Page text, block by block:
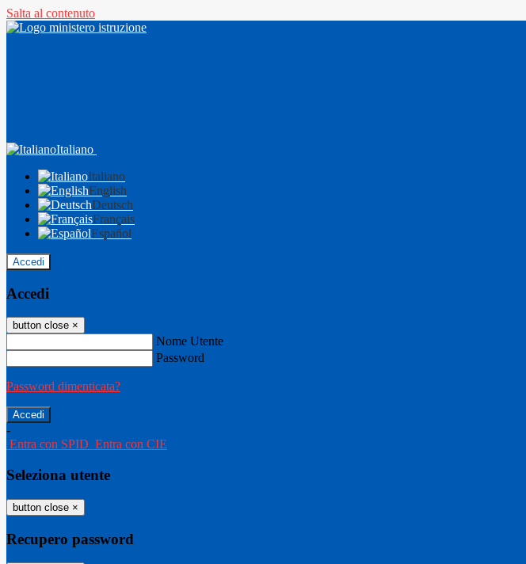
Salta al contenuto
Italiano
Italiano
English
Deutsch
Français
Español
Accedi
Accedi
button close ×
Nome Utente
Password
Password dimenticata?
-
Entra con SPID Entra con CIE
Seleziona utente
button close ×
Recupero password